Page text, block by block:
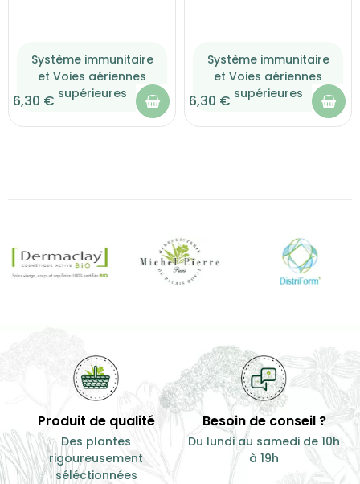
Système immunitaire
et Voies aériennes
supérieures
6,30 €
Système immunitaire
et Voies aériennes
supérieures
6,30 €
Produit de qualité
Des plantes
rigoureusement
séléctionnées
Besoin de conseil ?
Du lundi au samedi de 10h
à 19h